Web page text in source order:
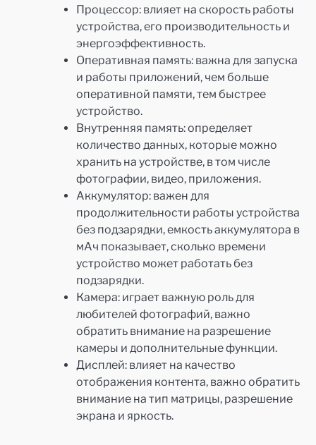
Процессор: влияет на скорость работы
устройства, его производительность и
энергоэффективность.
Оперативная память: важна для запуска
и работы приложений, чем больше
оперативной памяти, тем быстрее
устройство.
Внутренняя память: определяет
количество данных, которые можно
хранить на устройстве, в том числе
фотографии, видео, приложения.
Аккумулятор: важен для
продолжительности работы устройства
без подзарядки, емкость аккумулятора в
мАч показывает, сколько времени
устройство может работать без
подзарядки.
Камера: играет важную роль для
любителей фотографий, важно
обратить внимание на разрешение
камеры и дополнительные функции.
Дисплей: влияет на качество
отображения контента, важно обратить
внимание на тип матрицы, разрешение
экрана и яркость.